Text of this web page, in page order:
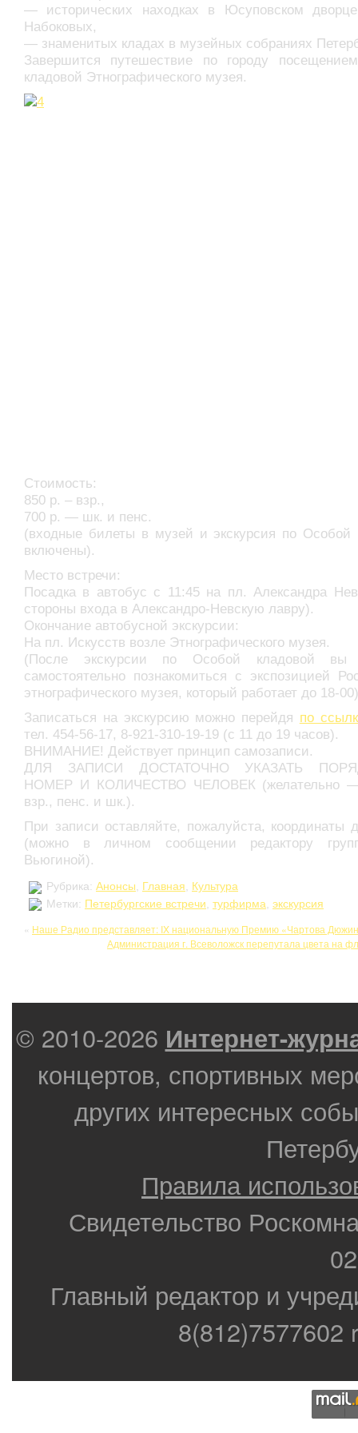
— исторических находках в Юсуповском
Набоковых,
— знаменитых кладах в музейных собраниях
Завершится путешествие по городу
кладовой Этнографического музея.
Стоимость:
850 р. – взр.,
700 р. — шк. и пенс.
(входные билеты в музей и экскурсия по Особой
включены).
Место встречи:
Посадка в автобус с 11:45 на пл. Александра
стороны входа в Александро-Невскую лавру).
Окончание автобусной экскурсии:
На пл. Искусств возле Этнографического музея.
(После экскурсии по Особой кладовой вы
самостоятельно познакомиться с экспозицией
этнографического музея, который работает до 18-
Записаться на экскурсию можно перейдя по
тел. 454-56-17, 8-921-310-19-19 (с 11 до 19 часов).
ВНИМАНИЕ! Действует принцип самозаписи.
ДЛЯ ЗАПИСИ ДОСТАТОЧНО УКАЗАТЬ
НОМЕР И КОЛИЧЕСТВО ЧЕЛОВЕК (желательно —
взр., пенс. и шк.).
При записи оставляйте, пожалуйста, координаты
(можно в личном сообщении редактору
Вьюгиной).
Рубрика: Анонсы Главная
Культура
Метки: Петербургские встречи турфирма экскурсия
« Наше Радио представляет: IX национальную Премию «Чартова
Администрация г. Всеволожск перепутала цвета на
© 2010-2026 Интернет-
концертов, спортивных
других интересных
Правила
Свидетельство
Главный редактор и
8(812)7577602